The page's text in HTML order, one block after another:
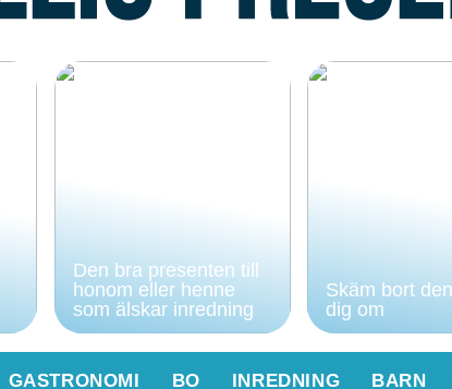
Den bra presenten till
honom eller henne
som älskar inredning
Skäm bort
dig om
GASTRONOMI BO INREDNING BARN